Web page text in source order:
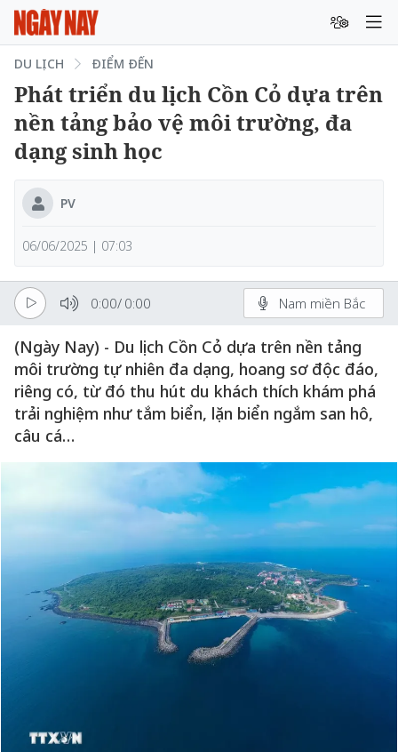
DU LỊCH ĐIỂM ĐẾN
Phát triển du lịch Cồn Cỏ dựa trên
nền tảng bảo vệ môi trường, đa
dạng sinh học
PV
06/06/2025 | 07:03
0:00/ 0:00 Nam miền Bắc
(Ngày Nay) - Du lịch Cồn Cỏ dựa trên nền tảng
môi trường tự nhiên đa dạng, hoang sơ độc đáo,
riêng có, từ đó thu hút du khách thích khám phá
trải nghiệm như tắm biển, lặn biển ngắm san hô,
câu cá…